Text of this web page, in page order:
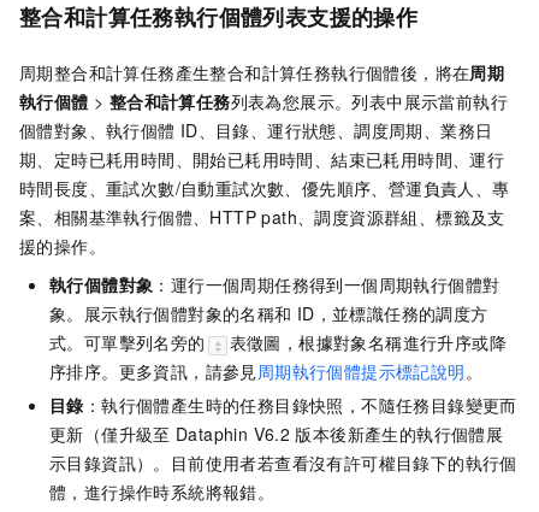
整合和計算任務執行個體列表支援的操作
周期整合和計算任務產生整合和計算任務執行個體後，將在周期
執行個體 > 整合和計算任務列表為您展示。列表中展示當前執行
個體對象、執行個體 ID、目錄、運行狀態、調度周期、業務日
期、定時已耗用時間、開始已耗用時間、結束已耗用時間、運行
時間長度、重試次數/自動重試次數、優先順序、營運負責人、專
案、相關基準執行個體、 HTTP path、調度資源群組、標籤及支
援的操作。
執行個體對象 ：運行一個周期任務得到一個周期執行個體對
象。展示執行個體對象的名稱和 ID，並標識任務的調度方
式。可單擊列名旁的
表徵圖，根據對象名稱進行升序或降
序排序。更多資訊，請參見周期執行個體提示標記說明。
目錄 ：執行個體產生時的任務目錄快照，不隨任務目錄變更而
更新（僅升級至 Dataphin V6.2 版本後新產生的執行個體展
示目錄資訊）。目前使用者若查看沒有許可權目錄下的執行個
體，進行操作時系統將報錯。